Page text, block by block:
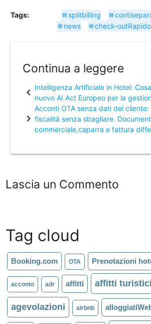
Tags: tag
tag splitbilling
tagcheck-outRapido
tag news
Continua a leggere
chevron_left Intelligenza Artificiale in Hotel:
nuovo AI Act Europeo per la
chevron_right
Acconti OTA senza dati del
fiscalità senza sbagliare.
commerciale,caparra e fattura
Lascia un Commento
Tag cloud
Booking.com OTA Prenotazioni
acconto adr affitti affitti turistici
agevolazioni airbnb